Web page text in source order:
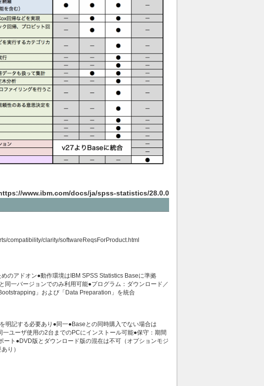
www.ibm.com/docs/ja/spss-statistics/28.0.0
compatibility/clarity/softwareReqsForProduct.html
のアドオン●動作環境はIBM SPSS Statistics Baseに準拠
同一バージョンでのみ利用可能●プログラム：ダウンロード／
」および「Data Preparation」を統合
明記する必要あり●同一●Baseとの同時購入でない場合は
ユーザ使用の2台までのPCにインストール可能●保守：期間
ト●DVD版とダウンロード版の混在は不可（オプションモジ
り）